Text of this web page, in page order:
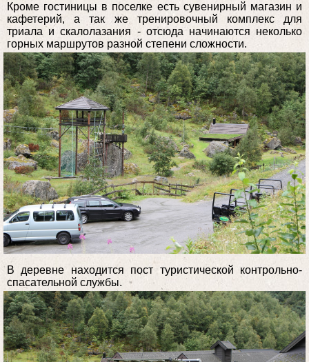
Кроме гостиницы в поселке есть сувенирный магазин и
кафетерий, а так же тренировочный комплекс для
триала и скалолазания - отсюда начинаются неколько
горных маршрутов разной степени сложности.
В деревне находится пост туристической контрольно-
спасательной службы.